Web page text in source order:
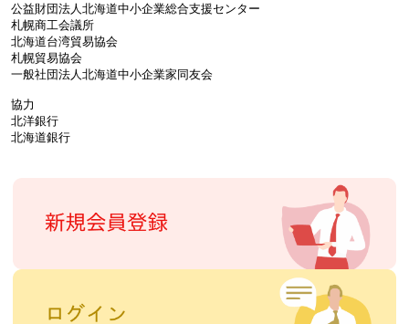
公益財団法人北海道中小企業総合支援センター
札幌商工会議所
北海道台湾貿易協会
札幌貿易協会
一般社団法人北海道中小企業家同友会
協力
北洋銀行
北海道銀行